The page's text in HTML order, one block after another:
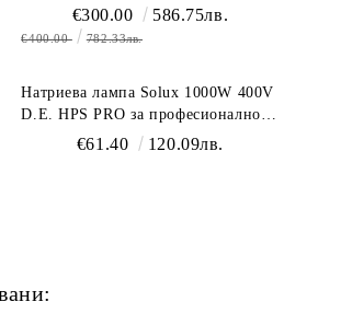
спектър (1700 µmol/s)
€300.00 586.75лв.
€400.00 782.33лв.
Натриева лампа Solux 1000W 400V
D.E. HPS PRO за професионално
осветление€61.40 120.09лв.